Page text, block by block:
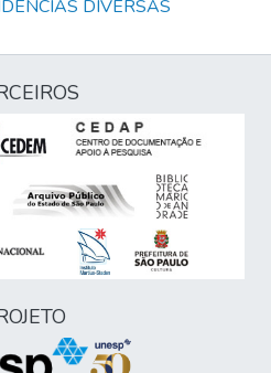
DIVERSAS